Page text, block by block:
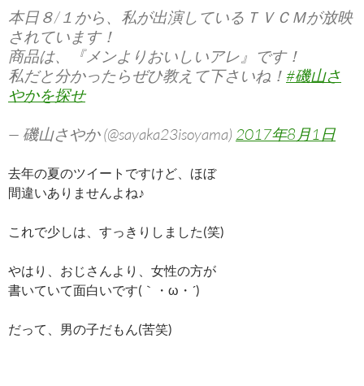
本日８/１から、私が出演しているＴＶＣＭが放映
されています！
商品は、『メンよりおいしいアレ』です！
私だと分かったらぜひ教えて下さいね！ #磯山さ
やかを探せ
— 磯山さやか (@sayaka23isoyama) 2017年8月1日
去年の夏のツイートですけど、ほぼ
間違いありませんよね♪
これで少しは、すっきりしました(笑)
やはり、おじさんより、女性の方が
書いていて面白いです(｀・ω・´)ゞ
だって、男の子だもん(苦笑)